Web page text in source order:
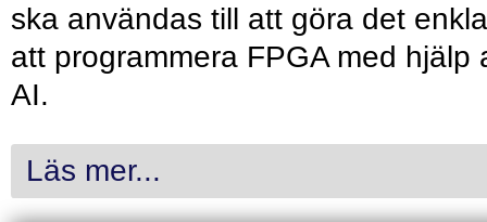
ska användas till att göra det
att programmera FPGA med hjälp
AI.
Läs mer...